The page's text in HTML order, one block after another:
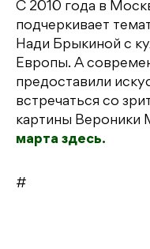
С 2010 года в
подчеркивает
Нади Брыкиной с
Европы. А
предоставили
встречаться со
картины
марта здесь.
#